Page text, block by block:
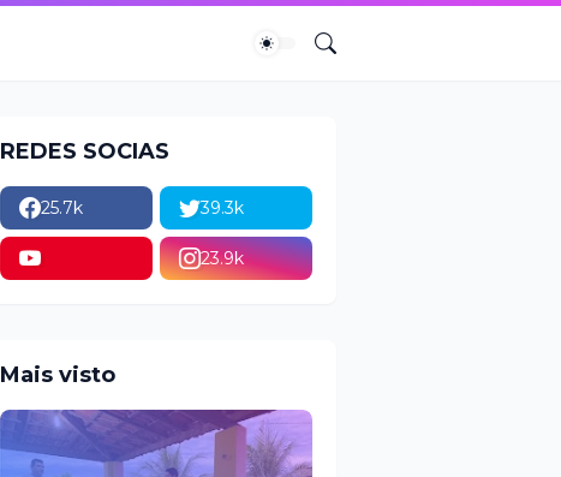
REDES SOCIAS
25.7k 39.3k
23.9k
Mais visto